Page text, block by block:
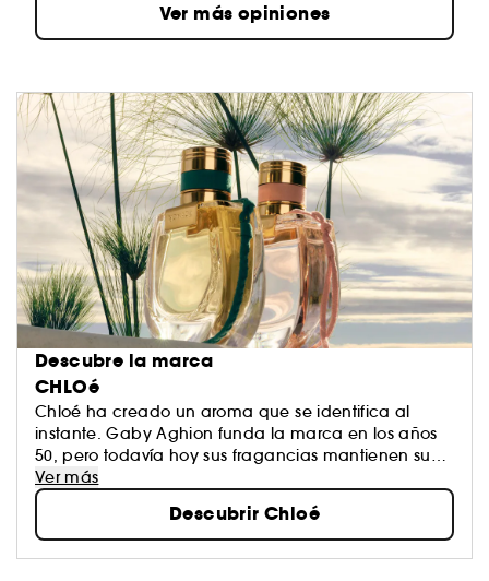
Ver más opiniones
Descubre la marca
CHLOé
Chloé ha creado un aroma que se identifica al
instante. Gaby Aghion funda la marca en los años
50, pero todavía hoy sus fragancias mantienen su
esencia: elegancia y frescor se alrededor de una
flor: la rosa. Declinada en cuatro delicadas
variantes, la rosa Chloé absorbe tanto el resplandor
del alba como el misterio de la noche. Un rosal
particular donde los pétalos coquetean con el
Ver más
Descubrir Chloé